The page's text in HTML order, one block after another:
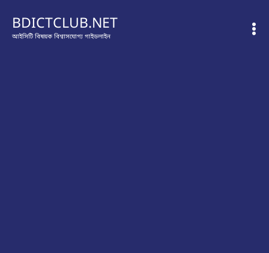
BDICTCLUB.NET
আইসিটি বিষয়ক বিশ্বাসযোগ্য গাইডলাইন